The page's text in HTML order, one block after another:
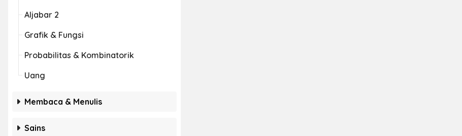
Aljabar 2
Grafik & Fungsi
Probabilitas & Kombinatorik
Uang
Membaca & Menulis
Sains